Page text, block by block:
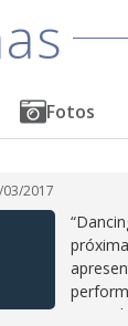
Fotos
2017